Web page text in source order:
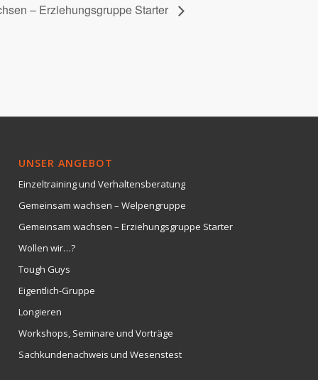
– Erziehungsgruppe Starter
UNSER ANGEBOT
Einzeltraining und Verhaltensberatung
Gemeinsam wachsen – Welpengruppe
Gemeinsam wachsen – Erziehungsgruppe Starter
Wollen wir…?
Tough Guys
Eigentlich-Gruppe
Longieren
Workshops, Seminare und Vorträge
Sachkundenachweis und Wesenstest